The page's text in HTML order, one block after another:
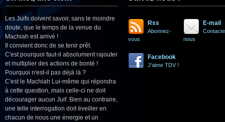
Les Juifs doivent savoir, sans le moindre
doute, que le temps de la venue du
Machiah est arrivé !
Il convient donc de se tenir prêt.
C'est pourquoi faut-il absolument rajouter
et multiplier des actions de bonté !
Pourquoi n'est-il pas déjà là ?
C'est le Machiah Lui-même qui répondra
à cette question, mais celle-ci ne doit
décourager aucun Juif. Bien au contraire,
une telle interrogation doit éveiller en
chacun de nous une énergie et un
Rss
Abonnez-
vous
E-mail
nous
Facebook
J'aime TDV !